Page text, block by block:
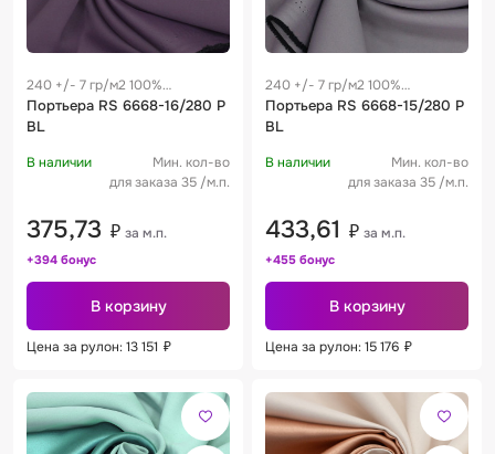
240 +/- 7 гр/м2 100%
полиэстер
Портьера RS 6668-16/280 P
BL
В наличии
Мин. кол-во
для заказа 35 /м.п.
375,73 ₽ за м.п.
+394 бонус
В корзину
Цена за рулон: 13 151 ₽
240 +/- 7 гр/м2 100%
полиэстер
Портьера RS 6668-15/280 P
BL
В наличии
Мин. кол-во
для заказа 35 /м.п.
433,61 ₽ за м.п.
+455 бонус
В корзину
Цена за рулон: 15 176 ₽